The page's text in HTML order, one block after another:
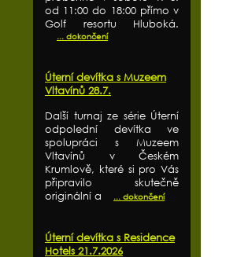
od 11:00 do 18:00 přímo v
Golf resortu Hluboká.
... dokončení
Úterní devítka s Muzeem
Vltavínů 28.7.
Další turnaj ze série Úterní
odpolední devítka ve
spolupráci s Muzeem
Vltavínů v Českém
Krumlově, které si pro Vás
připravilo skutečně
originální a
... dokončení
Úterní devítka s Residence
Hotels 21.7.2026